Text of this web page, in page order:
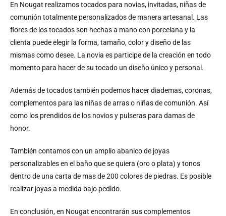
En Nougat realizamos tocados para novias, invitadas, niñas de
comunión totalmente personalizados de manera artesanal. Las
flores de los tocados son hechas a mano con porcelana y la
clienta puede elegir la forma, tamaño, color y diseño de las
mismas como desee. La novia es participe de la creación en todo
momento para hacer de su tocado un diseño único y personal.
Además de tocados también podemos hacer diademas, coronas,
complementos para las niñas de arras o niñas de comunión. Así
como los prendidos de los novios y pulseras para damas de
honor.
También contamos con un amplio abanico de joyas
personalizables en el baño que se quiera (oro o plata) y tonos
dentro de una carta de mas de 200 colores de piedras. Es posible
realizar joyas a medida bajo pedido.
En conclusión, en Nougat encontrarán sus complementos